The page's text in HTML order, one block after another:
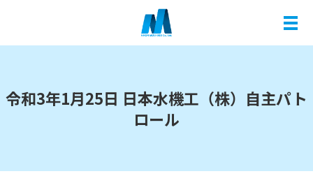
メ
令和3年1月25日 日本水機工（株）自主パト
ロール